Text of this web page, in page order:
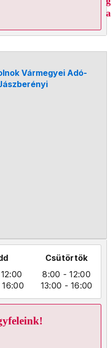
a
Vármegyei Adó-
16:00
Csütörtök
8:00 - 12:00
13:00 - 16:00